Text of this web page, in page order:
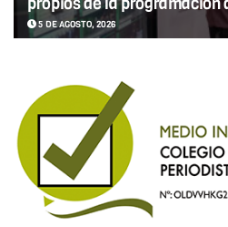
5 DE AGOSTO, 2026